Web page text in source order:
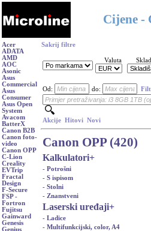
Cijene -
Acer
ADATA
AMD
AOC
Asonic
Asus
Commercial
Asus
Consumer
Asus Open
System
Avacom
BatterX
Canon B2B
Canon foto-
video
Canon OPP
C-Lion
Creality
EVTrip
Fractal
Design
F-Secure
FSP -
Fortron
Fujitsu
Gainward
Genesis
Genius
Sakrij filtre
Valuta
Od: do:
Akcije Hitovi Novi
Canon OPP (420)
Kalkulatori+
- Potrošni
- S ispisom
- Stolni
- Znanstveni
Laserski uređaji+
- Ladice
- Multifunkcijski, color, A4